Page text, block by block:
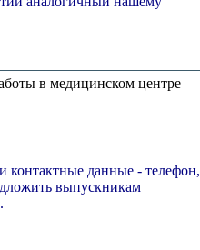
в медицинском центре
данные - телефон,
выпускникам